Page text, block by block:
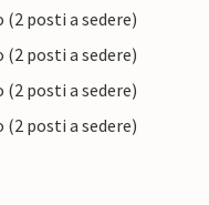
posti a sedere)
posti a sedere)
posti a sedere)
posti a sedere)